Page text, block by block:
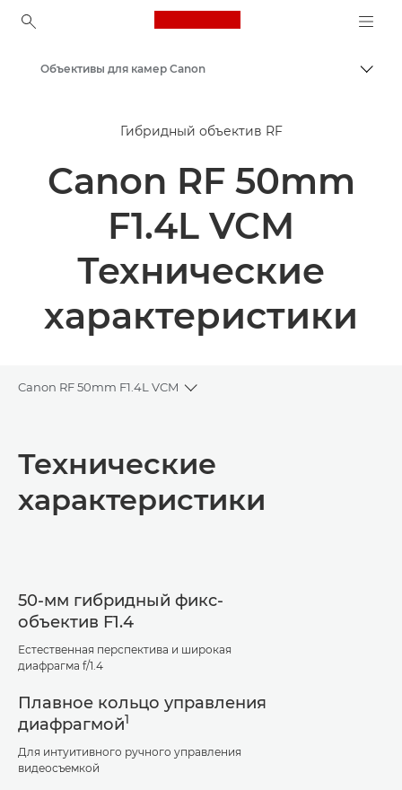
Canon Logo, back to
Объективы для камер Canon
Гибридный объектив RF
Canon RF 50mm
F1.4L VCM
Технические
характеристики
Canon RF 50mm F1.4L VCM
Toggle breadcrumbs
Технические характеристики
Технические
характеристики
50-мм гибридный фикс-
объектив F1.4
Естественная перспектива и широкая
диафрагма f/1.4
Плавное кольцо управления
диафрагмой1
Для интуитивного ручного управления
видеосъемкой